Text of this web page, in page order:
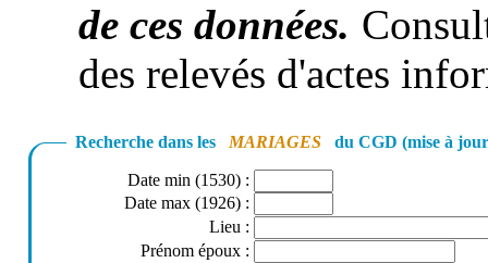
de ces données.
des relevés d'actes
Recherche dans les MARIAGES du CGD (mise à
Date min (1530) :
Date max (1926) :
Lieu :
Prénom époux :